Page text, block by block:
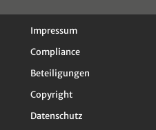
Impressum
Compliance
Beteiligungen
Copyright
Datenschutz